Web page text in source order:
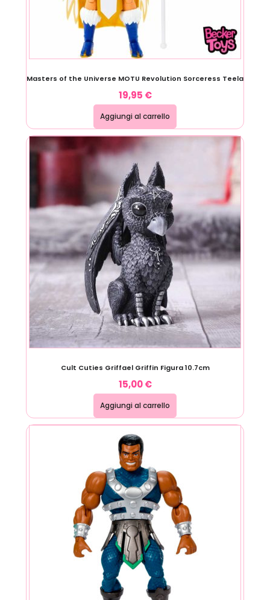
Masters of the Universe MOTU Revolution Sorceress Teela
19,95 €
Aggiungi al carrello
Cult Cuties Griffael Griffin Figura 10.7cm
15,00€
Aggiungi al carrello